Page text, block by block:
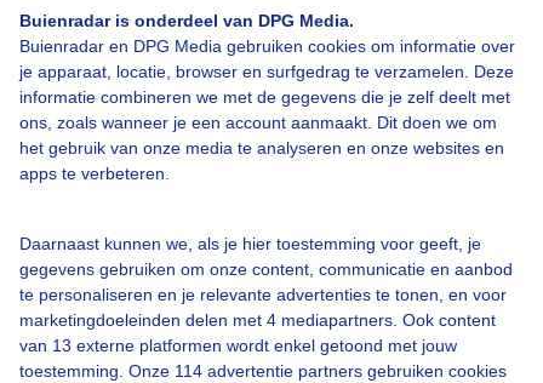
Buienradar is onderdeel van DPG Media.
Buienradar en DPG Media gebruiken cookies om informatie over
je apparaat, locatie, browser en surfgedrag te verzamelen. Deze
informatie combineren we met de gegevens die je zelf deelt met
ons, zoals wanneer je een account aanmaakt. Dit doen we om
het gebruik van onze media te analyseren en onze websites en
apps te verbeteren.
Daarnaast kunnen we, als je hier toestemming voor geeft, je
gegevens gebruiken om onze content, communicatie en aanbod
te personaliseren en je relevante advertenties te tonen, en voor
marketingdoeleinden delen met 4 mediapartners. Ook content
van 13 externe platformen wordt enkel getoond met jouw
toestemming. Onze 114 advertentie partners gebruiken cookies
Bekijk slideshow
Een moment geduld aub...